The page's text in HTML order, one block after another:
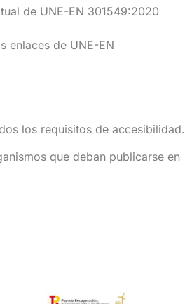
de UNE-EN 301549:2020
enlaces de UNE-EN
los requisitos de accesibilidad.
que deban publicarse en